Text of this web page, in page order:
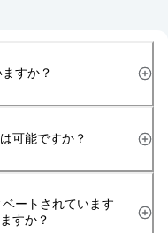
すか？
可能ですか？
ートされています
すか？